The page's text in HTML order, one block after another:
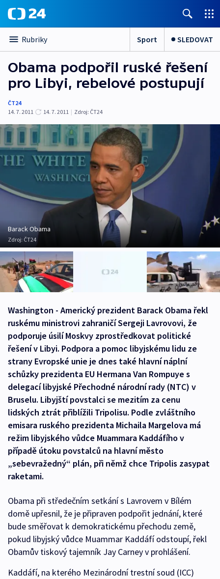
Rubriky Sport SLEDOVAT
Obama podpořil ruské řešení
pro Libyi, rebelové postupují
ČT24
14. 7. 2011
14. 7. 2011 | Zdroj: ČT24
Barack Obama
Zdroj: ČT24
Washington - Americký prezident Barack Obama řekl
ruskému ministrovi zahraničí Sergeji Lavrovovi, že
podporuje úsilí Moskvy zprostředkovat politické
řešení v Libyi. Podpora a pomoc libyjskému lidu ze
strany Evropské unie je dnes také hlavní náplní
schůzky prezidenta EU Hermana Van Rompuye s
delegací libyjské Přechodné národní rady (NTC) v
Bruselu. Libyjští povstalci se mezitím za cenu
lidských ztrát přiblížili Tripolisu. Podle zvláštního
emisara ruského prezidenta Michaila Margelova má
režim libyjského vůdce Muammara Kaddáfího v
případě útoku povstalců na hlavní město
„sebevražedný“ plán, při němž chce Tripolis zasypat
raketami.
Obama při středečním setkání s Lavrovem v Bílém
domě upřesnil, že je připraven podpořit jednání, které
bude směřovat k demokratickému přechodu země,
pokud libyjský vůdce Muammar Kaddáfí odstoupí, řekl
Obamův tiskový tajemník Jay Carney v prohlášení.
Kaddáfí, na kterého Mezinárodní trestní soud (ICC)